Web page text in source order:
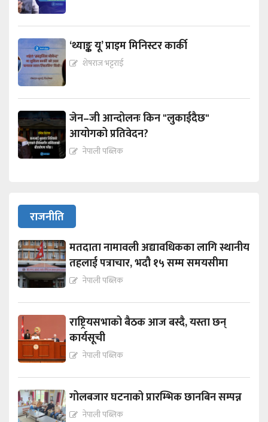
‘थ्याङ्क यू’ प्राइम मिनिस्टर कार्की
शेषराज भट्टराई
जेन–जी आन्दोलनः किन "लुकाईदैछ"
आयोगको प्रतिवेदन?
नेपाली पब्लिक
राजनीति
मतदाता नामावली अद्यावधिकका लागि स्थानीय
तहलाई पत्राचार, भदौ १५ सम्म समयसीमा
नेपाली पब्लिक
राष्ट्रियसभाको बैठक आज बस्दै, यस्ता छन्
कार्यसूची
नेपाली पब्लिक
गोलबजार घटनाको प्रारम्भिक छानबिन सम्पन्न
नेपाली पब्लिक